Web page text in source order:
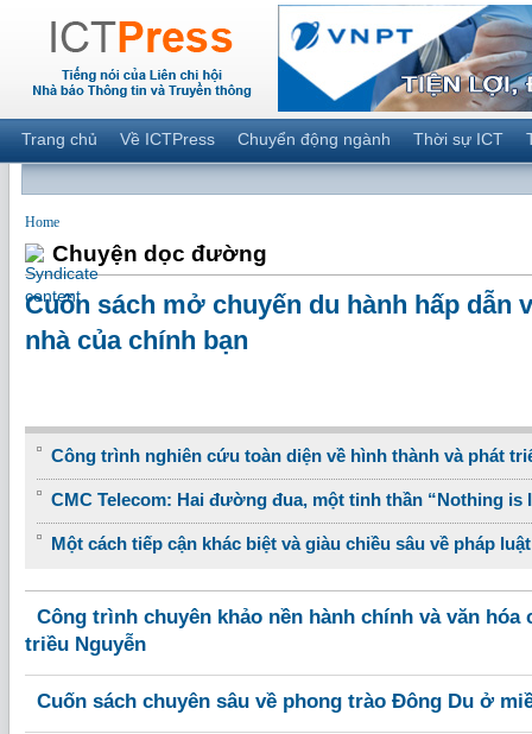
Trang chủ Về ICTPress Chuyển động ngành Thời sự ICT
Home
Chuyện dọc đường
Cuốn sách mở chuyến du hành hấp dẫn
nhà của chính bạn
Công trình nghiên cứu toàn diện về hình thành và phát
CMC Telecom: Hai đường đua, một tinh thần “Nothing is
Một cách tiếp cận khác biệt và giàu chiều sâu về pháp
Công trình chuyên khảo nền hành chính và văn
triều Nguyễn
Cuốn sách chuyên sâu về phong trào Đông Du ở